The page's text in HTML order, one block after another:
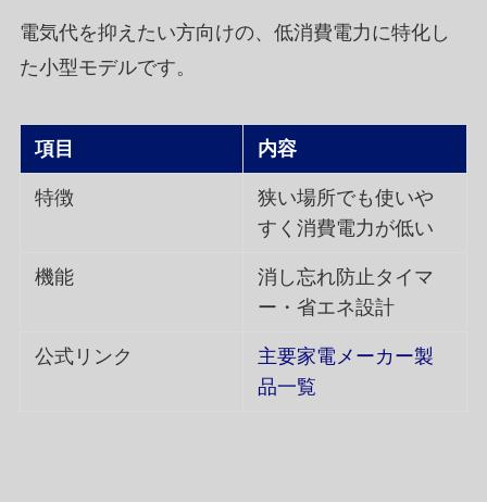
電気代を抑えたい方向けの、低消費電力に特化し
た小型モデルです。
項目 内容
特徴
狭い場所でも使いや
すく消費電力が低い
機能
消し忘れ防止タイマ
ー・省エネ設計
公式リンク
主要家電メーカー製
品一覧